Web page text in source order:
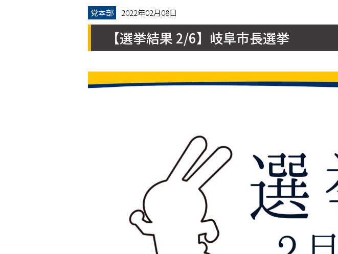
党本部 2022年02月08日
【選挙結果 2/6】岐阜市長選挙